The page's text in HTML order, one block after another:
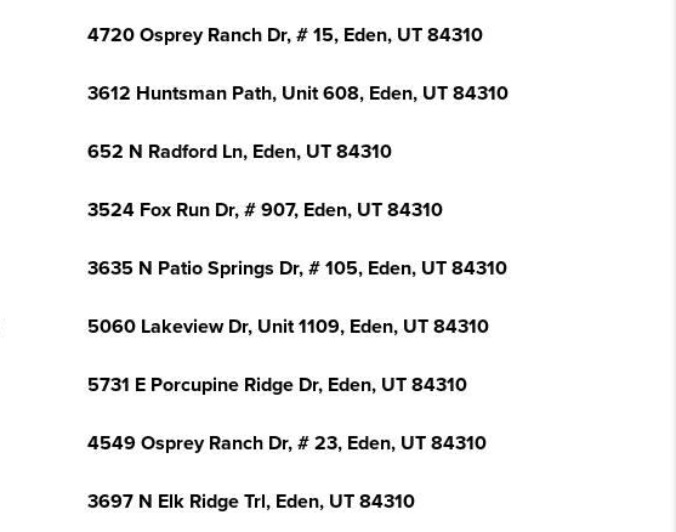
4720 Osprey Ranch Dr, # 15, Eden, UT 84310
3612 Huntsman Path, Unit 608, Eden, UT 84310
652 N Radford Ln, Eden, UT 84310
3524 Fox Run Dr, # 907, Eden, UT 84310
3635 N Patio Springs Dr, # 105, Eden, UT 84310
5060 Lakeview Dr, Unit 1109, Eden, UT 84310
5731 E Porcupine Ridge Dr, Eden, UT 84310
4549 Osprey Ranch Dr, # 23, Eden, UT 84310
3697 N Elk Ridge Trl, Eden, UT 84310